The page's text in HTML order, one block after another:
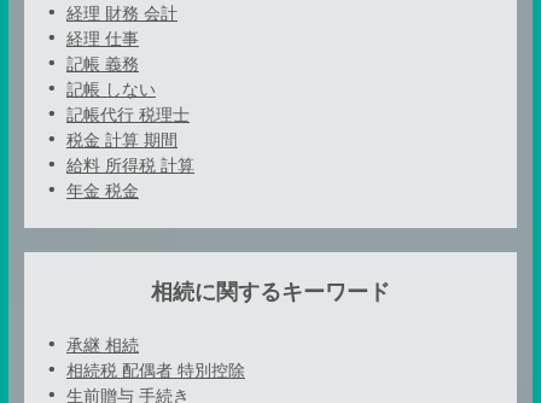
経理 財務 会計
経理 仕事
記帳 義務
記帳 しない
記帳代行 税理士
税金 計算 期間
給料 所得税 計算
年金 税金
相続に関するキーワード
承継 相続
相続税 配偶者 特別控除
生前贈与 手続き